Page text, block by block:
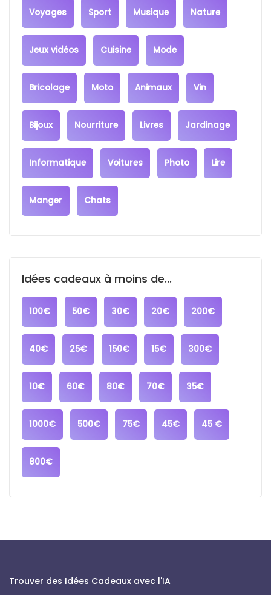
Voyages Sport Musique Nature
Jeux vidéos Cuisine Mode
Bricolage Moto Animaux Vin
Bijoux Nourriture Livres Jardinage
Informatique Voitures Photo Lire
Manger Chats
Idées cadeaux à moins de...
100€ 50€ 30€ 20€ 200€
40€ 25€ 150€ 15€ 300€
10€ 60€ 80€ 70€ 35€
1000€ 500€ 75€ 45€ 45 €
800€
Trouver des Idées Cadeaux avec l'IA